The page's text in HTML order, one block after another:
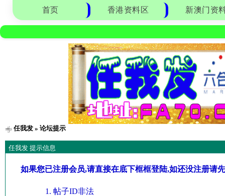
首页 香港资料区 新澳门资
任我发» 论坛提示
任我发 提示信息
如果您已注册会员,请直接在底下框框登陆,如还没注册请
帖子ID非法